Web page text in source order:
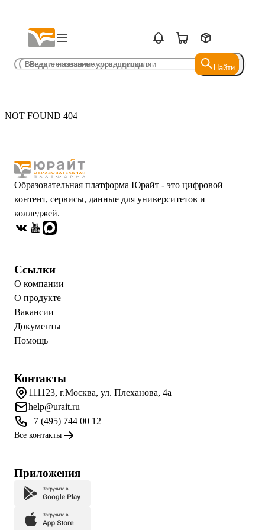
Найти
Найти
NOT FOUND 404
Образовательная платформа Юрайт - это цифровой
контент, сервисы, данные для университетов и
колледжей.
Ссылки
О компании
О продукте
Вакансии
Документы
Помощь
Контакты
111123, г.Москва, ул. Плеханова, 4а
help@urait.ru
+7 (495) 744 00 12
Все контакты
Приложения